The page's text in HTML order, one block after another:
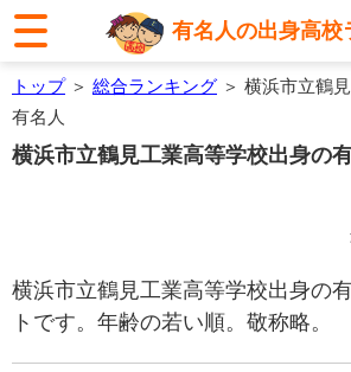
有名人の出身高校
トップ＞ 総合ランキング ＞ 横浜市立鶴
有名人
横浜市立鶴見工業高等学校出身の
横浜市立鶴見工業高等学校出身の
トです。年齢の若い順。敬称略。